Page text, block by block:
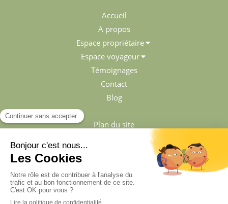
Accueil
A propos
Espace propriétaire
Espace voyageur
Témoignages
Contact
Blog
Plan du site
Politique de confidentialité
Conditions Générales d'Utilisation